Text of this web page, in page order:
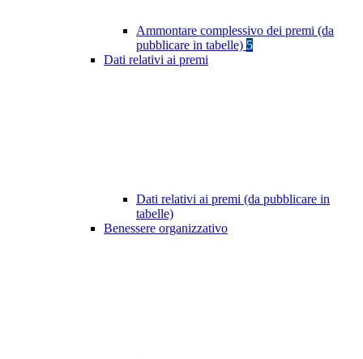
Ammontare complessivo dei premi (da
pubblicare in tabelle) 5
Dati relativi ai premi
Dati relativi ai premi (da pubblicare in
tabelle)
Benessere organizzativo